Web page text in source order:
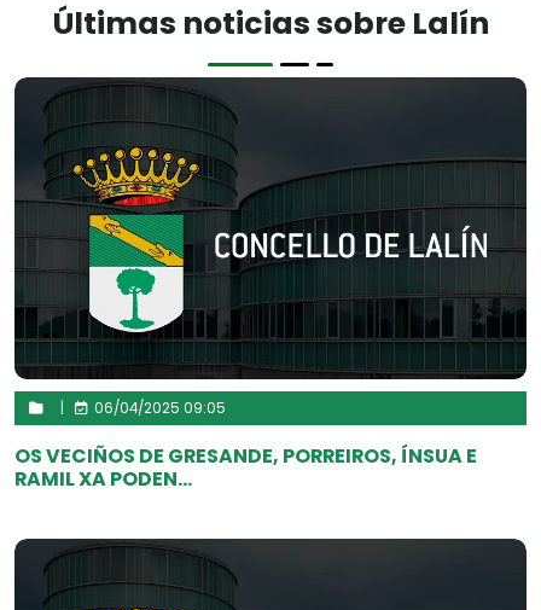
Últimas noticias sobre Lalín
| 06/04/2025 09:05
OS VECIÑOS DE GRESANDE, PORREIROS, ÍNSUA E
RAMIL XA PODEN...